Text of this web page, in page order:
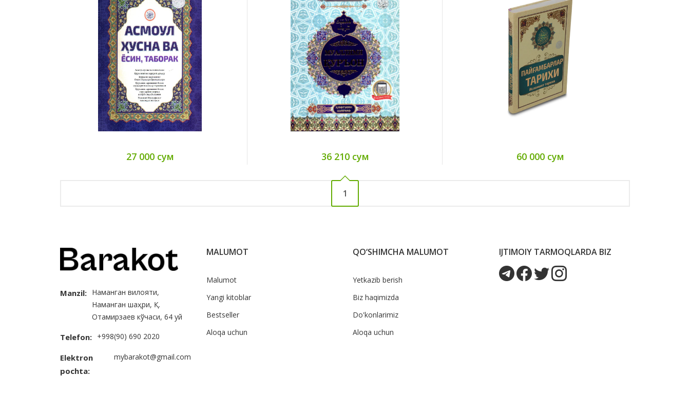
27 000 сум 36 210 сум 60 000 сум
1
Manzil: Наманган вилояти,
Наманган шаҳри, Қ.
Отамирзаев кўчаси, 64 уй
Telefon: +998(90) 690 2020
Elektron
pochta:
mybarakot@gmail.com
MALUMOT
Malumot
Yangi kitoblar
Bestseller
Aloqa uchun
QO‘SHIMCHA MALUMOT
Yetkazib berish
Biz haqimizda
Do'konlarimiz
Aloqa uchun
IJTIMOIY TARMOQLARDA BIZ